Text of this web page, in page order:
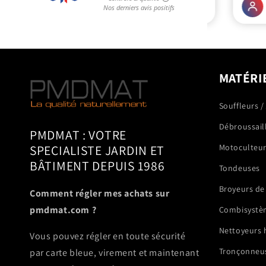
PMDMAT : VOTRE
SPECIALISTE JARDIN ET
BÂTIMENT DEPUIS 1986
Comment régler mes achats sur
pmdmat.com ?
Vous pouvez régler en toute sécurité
par carte bleue, virement et maintenant
Souffleurs /
Tondeuses
Broyeurs
Nettoyeurs